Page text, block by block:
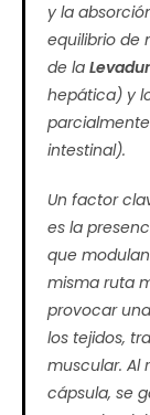
y la
equilibrio de
de la
hepática) y
intestinal).
Un factor
es la
que
misma ruta
provocar
los tejidos,
muscular. Al
cápsula, se